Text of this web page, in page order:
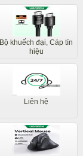
Bộ khuếch đại, Cáp tín
hiệu
Liên hệ